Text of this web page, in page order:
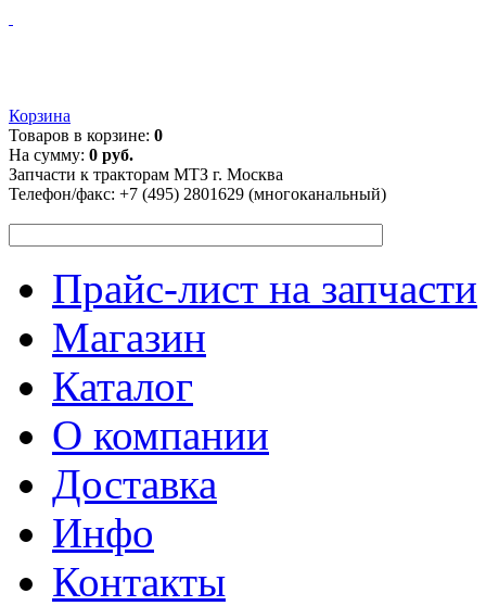
Корзина
Товаров в корзине: 0
На сумму: 0 руб.
Запчасти к тракторам МТЗ г. Москва
Телефон/факс: +7 (495) 2801629 (многоканальный)
Прайс-лист на запчасти
Магазин
Каталог
О компании
Доставка
Инфо
Контакты